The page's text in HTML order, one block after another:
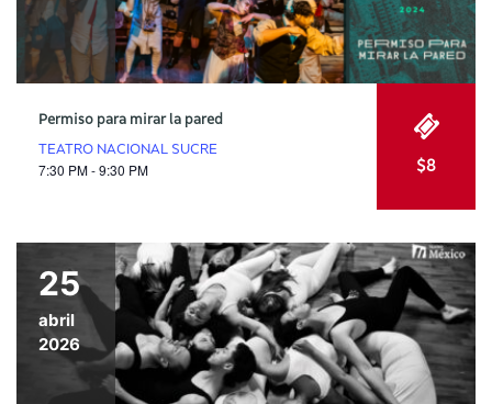
Permiso para mirar la pared
TEATRO NACIONAL SUCRE
7:30 PM - 9:30 PM $8
25
abril
2026